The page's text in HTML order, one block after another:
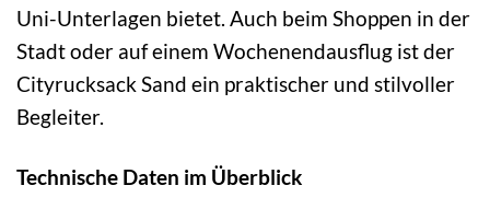
Uni-Unterlagen bietet. Auch beim Shoppen in der
Stadt oder auf einem Wochenendausflug ist der
Cityrucksack Sand ein praktischer und stilvoller
Begleiter.
Technische Daten im Überblick